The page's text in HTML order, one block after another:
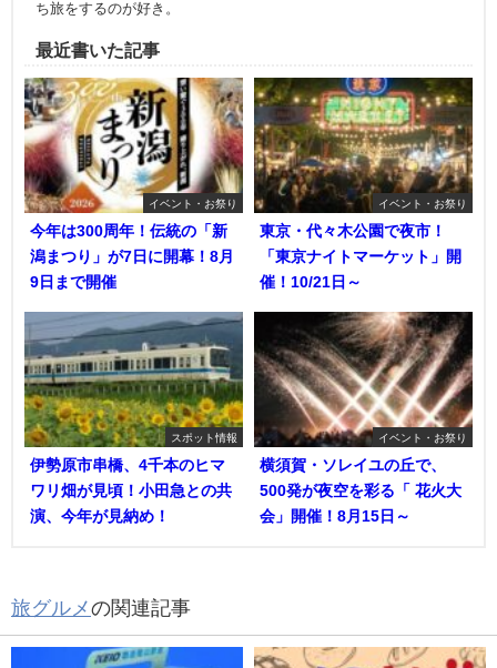
ち旅をするのが好き。
最近書いた記事
イベント・お祭り
今年は300周年！伝統の「新
潟まつり」が7日に開幕！8月
9日まで開催
イベント・お祭り
東京・代々木公園で夜市！
「東京ナイトマーケット」開
催！10/21日～
スポット情報
伊勢原市串橋、4千本のヒマ
ワリ畑が見頃！小田急との共
演、今年が見納め！
イベント・お祭り
横須賀・ソレイユの丘で、
500発が夜空を彩る「 花火大
会」開催！8月15日～
旅グルメの関連記事